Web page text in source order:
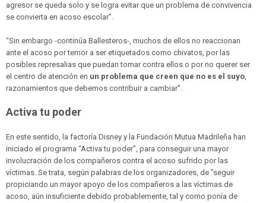
agresor se queda solo y se logra evitar que un problema de convivencia
se convierta en acoso escolar”.
“Sin embargo -continúa Ballesteros-, muchos de ellos no reaccionan
ante el acoso por temor a ser etiquetados como chivatos, por las
posibles represalias que puedan tomar contra ellos o por no querer ser
el centro de atención en un problema que creen que no es el suyo,
razonamientos que debemos contribuir a cambiar”.
Activa tu poder
En este sentido, la factoría Disney y la Fundación Mutua Madrileña han
iniciado el programa “Activa tu poder”, para conseguir una mayor
involucración de los compañeros contra el acoso sufrido por las
víctimas. Se trata, según palabras de los organizadores, de "seguir
propiciando un mayor apoyo de los compañeros a las víctimas de
acoso, aún insuficiente debido probablemente, tal y como ponía de